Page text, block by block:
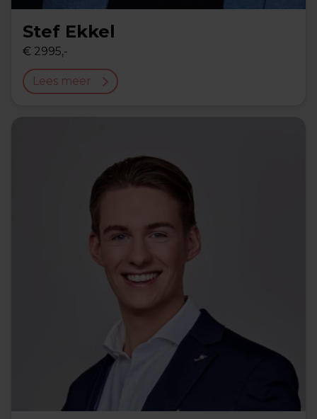
Stef Ekkel
€ 2995,-
Lees meer